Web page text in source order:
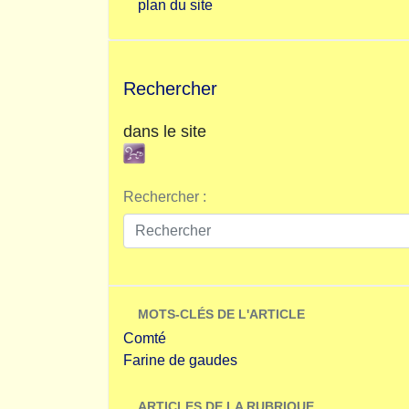
plan du site
Rechercher
dans le site
Rechercher :
MOTS-CLÉS DE L'ARTICLE
Comté
Farine de gaudes